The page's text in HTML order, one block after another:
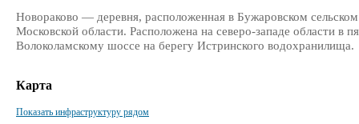
Новораково — деревня, расположенная в Бужаровском
Московской области. Расположена на северо-западе области в
Волоколамскому шоссе на берегу Истринского водохранилища.
Карта
Показать инфраструктуру рядом